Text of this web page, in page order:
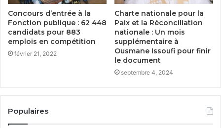
Concours d’entrée à la
Fonction publique : 62 448
candidats pour 883
emplois en compétition
février 21, 2022
Charte nationale pour la
Paix et la Réconciliation
nationale : Un mois
supplémentaire à
Ousmane Issoufi pour finir
le document
septembre 4, 2024
Populaires